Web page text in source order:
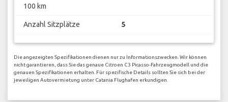
100 km
Anzahl Sitzplätze 5
Die angezeigten Spezifikationen dienen nur zu Informationszwecken. Wir können
nicht garantieren, dass Sie das genaue Citroen C3 Picasso-Fahrzeugmodell und die
genauen Spezifikationen erhalten. Für spezifische Details sollten Sie sich bei der
jeweiligen Autovermietung unter Catania Flughafen erkundigen.